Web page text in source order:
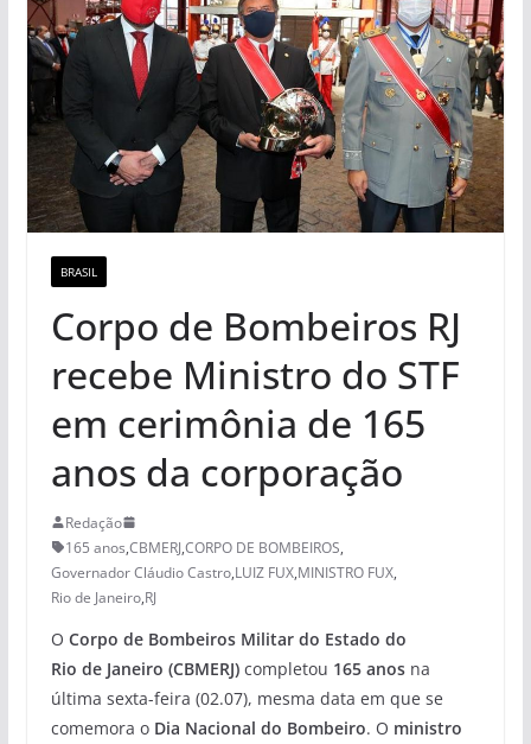
BRASIL
Corpo de Bombeiros RJ
recebe Ministro do STF
em cerimônia de 165
anos da corporação
Redação
165 anos,CBMERJ,CORPO DE BOMBEIROS,
Governador Cláudio Castro,LUIZ FUX,MINISTRO FUX,
Rio de Janeiro,RJ
O Corpo de Bombeiros Militar do Estado do
Rio de Janeiro (CBMERJ)completou 165 anosna
última sexta-feira (02.07), mesma data em que se
comemora oDia Nacional do Bombeiro. O ministro